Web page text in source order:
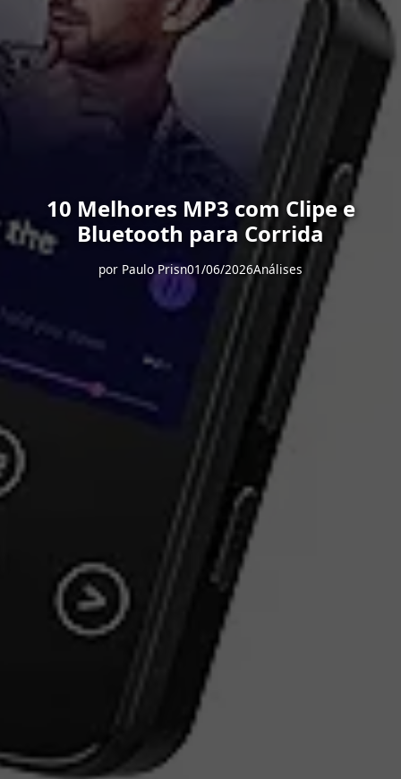
10 Melhores MP3 com Clipe e
Bluetooth para Corrida
por Paulo Prisn01/06/2026Análises